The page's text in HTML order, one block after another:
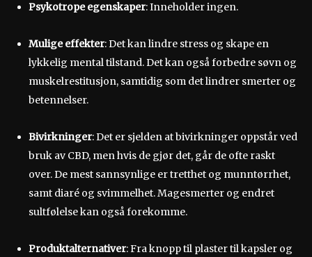
Psykotrope egenskaper: Inneholder ingen.
Mulige effekter: Det kan lindre stress og skape en
lykkelig mental tilstand. Det kan også forbedre søvn og
muskelrestitusjon, samtidig som det lindrer smerter og
betennelser.
Bivirkninger: Det er sjelden at bivirkninger oppstår ved
bruk av CBD, men hvis de gjør det, går de ofte raskt
over. De mest sannsynlige er tretthet og munntørrhet,
samt diaré og svimmelhet. Magesmerter og endret
sultfølelse kan også forekomme.
Produktalternativer: Fra knopp til plaster til kapsler og